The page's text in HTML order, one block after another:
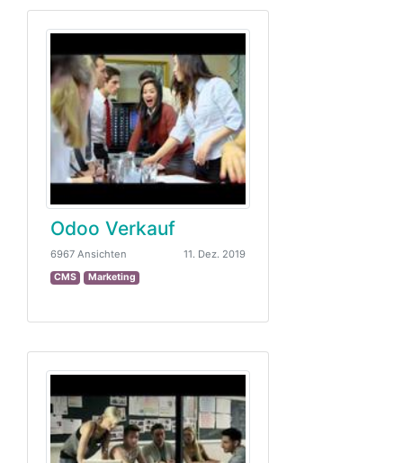
Odoo Verkauf
6967 Ansichten 11. Dez. 2019
CMS Marketing